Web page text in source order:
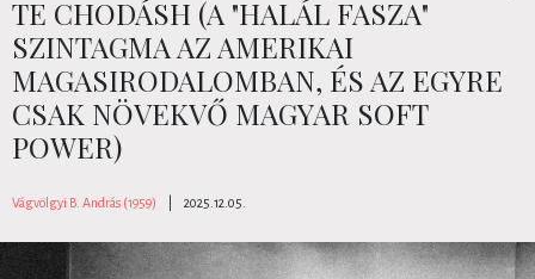
TE CHODÁSH (A "HALÁL FASZA"
SZINTAGMA AZ AMERIKAI
MAGASIRODALOMBAN, ÉS AZ EGYRE
CSAK NÖVEKVŐ MAGYAR SOFT
POWER)
Vágvölgyi B. András (1959) 2025.12.05.